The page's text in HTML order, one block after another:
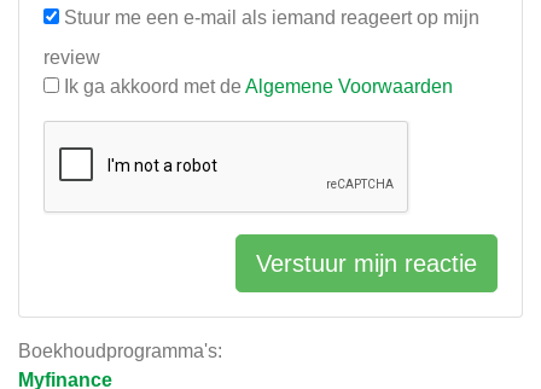
Boekhoudprogramma's:
Myfinance
Stuur me een e-mail als iemand reageert op mijn
review
Ik ga akkoord met de Algemene Voorwaarden
Verstuur mijn reactie